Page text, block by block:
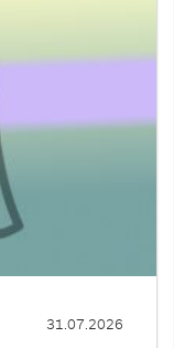
31.07.2026